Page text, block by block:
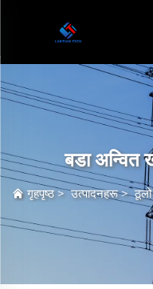
बडा अन्वित
गृहपृष्ठ>उत्पादनहरू>